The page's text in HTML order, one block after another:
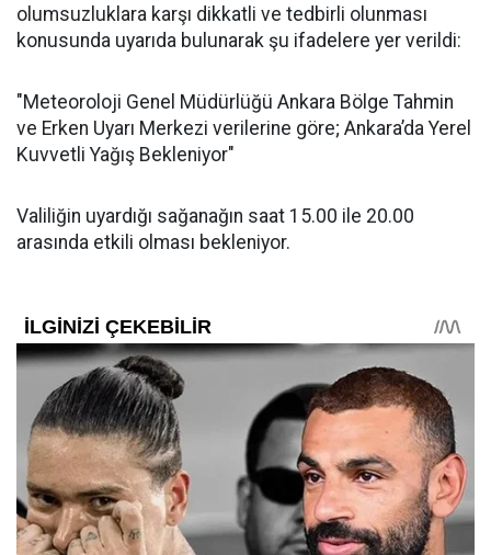
olumsuzluklara karşı dikkatli ve tedbirli olunması
konusunda uyarıda bulunarak şu ifadelere yer verildi:
"Meteoroloji Genel Müdürlüğü Ankara Bölge Tahmin
ve Erken Uyarı Merkezi verilerine göre; Ankara’da Yerel
Kuvvetli Yağış Bekleniyor"
Valiliğin uyardığı sağanağın saat 15.00 ile 20.00
arasında etkili olması bekleniyor.